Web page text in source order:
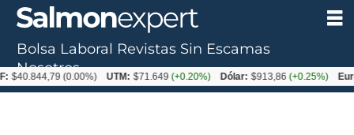
Tag:
bolsas
Bolsa Laboral Revistas Sin Escamas
Nosotros
$40.844,79(0.00%) UTM: $71.649(+0.20%) Dólar: $913,86(+0.25%)